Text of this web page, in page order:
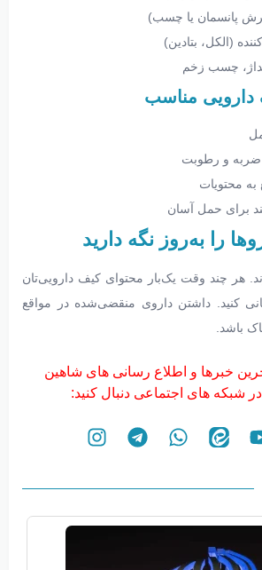
پانسمان یا چسب)
(الکل، بتادین)
چسب زخم
مناسب
ضربه و رطوبت
محتویات
برای حمل آسان
را به‌روز نگه دارید
هر چند وقت یک‌بار محتوای کیف دارویی‌تان
کنید. داشتن داروی منقضی‌شده در مواقع
باشد.
خبرها و اطلاع رسانی های شاهین
شبکه های اجتماعی دنبال کنید: